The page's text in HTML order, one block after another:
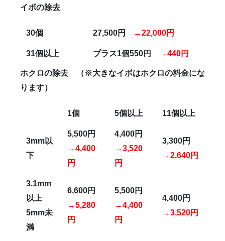
イボの除去
30個 27,500円 →22,000円
31個以上 プラス1個550円 →440円
ホクロの除去
（※大きなイボはホクロの料金にな
ります）
1個 5個以上 11個以上
3mm以
下
5,500円
→4,400
円
4,400円
→3,520
円
3,300円
→2,640円
3.1mm
以上
5mm未
満
6,600円
→5,280
円
5,500円
→4,400
円
4,400円
→3,520円